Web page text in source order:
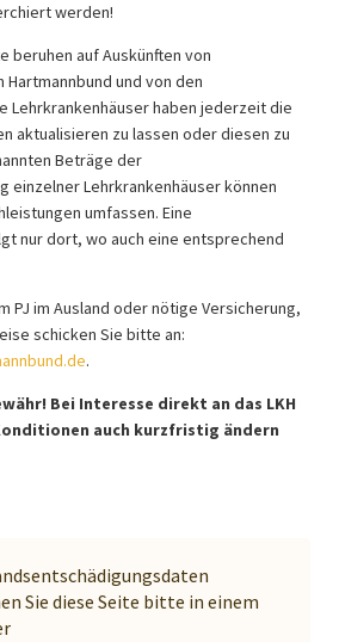
werden!
beruhen auf Auskünften von
und von den
Lehrkrankenhäuser haben jederzeit die
aktualisieren zu lassen oder diesen zu
Beträge der
einzelner Lehrkrankenhäuser können
umfassen. Eine
nur dort, wo auch eine entsprechend
PJ im Ausland oder nötige Versicherung,
schicken Sie bitte an:
.
Bei Interesse direkt an das LKH
auch kurzfristig ändern
Sie diese Seite bitte in einem